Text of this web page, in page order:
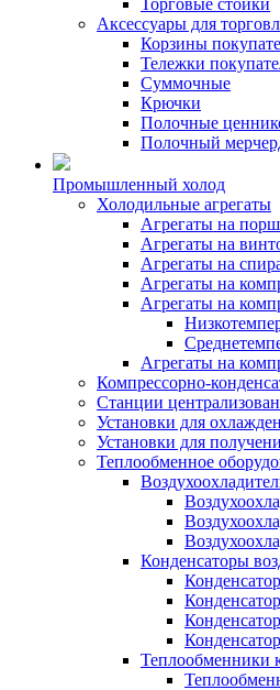
Торговые стойки
Аксессуары для
Корзины
Тележки
Суммочные
Крючки
Полочные
Полочный
Промышленный холод
Холодильные агрегаты
Агрегаты на
Агрегаты на
Агрегаты на
Агрегаты на
Агрегаты на
Агрегаты на
Компрессорно-
Станции
Установки для
Установки для
Теплообменное
Конденсаторы
Теплообменники